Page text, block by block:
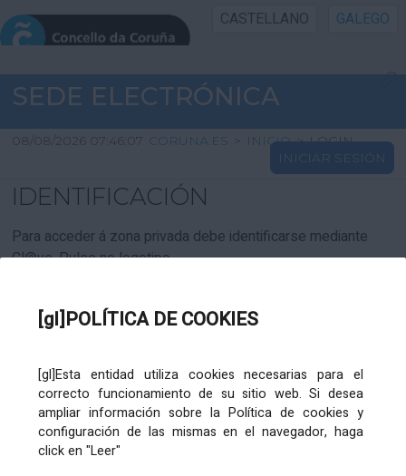
[gl]POLÍTICA DE COOKIES
[gl]Esta entidad utiliza cookies necesarias para el
correcto funcionamiento de su sitio web. Si desea
ampliar información sobre la Política de cookies y
configuración de las mismas en el navegador, haga
click en "Leer"
CASTELLANO GALEGO
INICIO SEDE
INICIO
INFORMACIÓN PÚBLICA
CARTAFOL CIDADÁN
SEDE ELECTRÓNICA
08/08/2026 07:46:07 CORUNA.ES > INICIO > LOGIN
INICIAR SESIÓN
IDENTIFICACIÓN
Para acceder á zona privada debe identificarse mediante
Cl@ve. Pulse no logotipo